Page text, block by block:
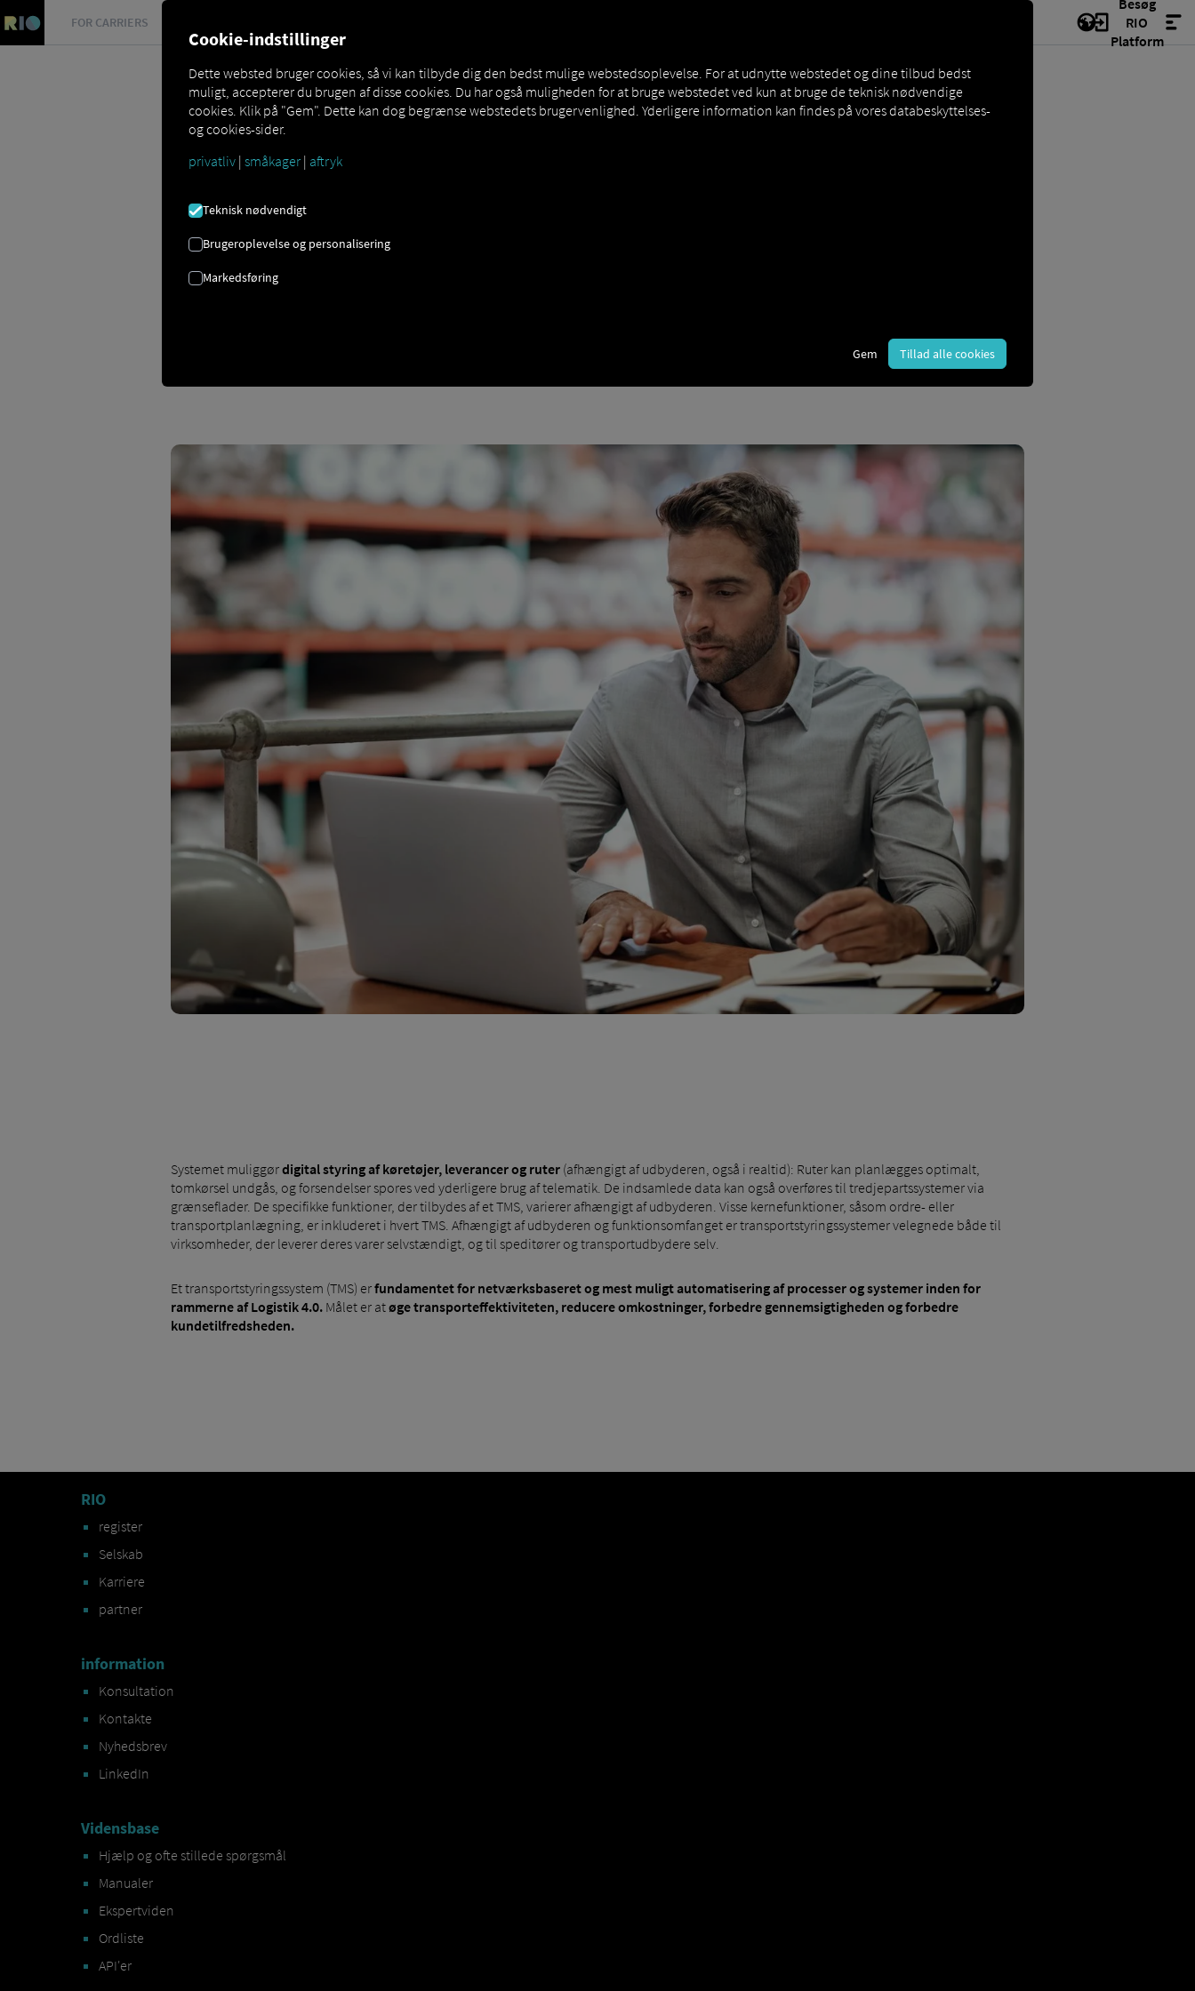
FOR CARRIERS
RIO
Platform
TMS
Systemet muliggørdigital styring af køretøjer, leverancer og ruter (afhængigt af udbyderen, også i realtid): Ruter kan planlægges optimalt,
tomkørsel undgås, og forsendelser spores ved yderligere brug af telematik. De indsamlede data kan også overføres til tredjepartssystemer via
grænseflader. De specifikke funktioner, der tilbydes af et TMS, varierer afhængigt af udbyderen. Visse kernefunktioner, såsom ordre- eller
transportplanlægning, er inkluderet i hvert TMS. Afhængigt af udbyderen og funktionsomfanget er transportstyringssystemer velegnede både til
virksomheder, der leverer deres varer selvstændigt, og til speditører og transportudbydere selv.
Et transportstyringssystem (TMS) erfundamentet for netværksbaseret og mest muligt automatisering af processer og systemer inden for
rammerne af Logistik 4.0. Målet er atøge transporteffektiviteten, reducere omkostninger, forbedre gennemsigtigheden og forbedre
kundetilfredsheden.
RIO
register
Selskab
Karriere
partner
information
Konsultation
Kontakte
Nyhedsbrev
LinkedIn
Vidensbase
Hjælp og ofte stillede spørgsmål
Manualer
Ekspertviden
Ordliste
API'er
Cookie-indstillinger
Dette websted bruger cookies, så vi kan tilbyde dig den bedst mulige webstedsoplevelse. For at udnytte webstedet og dine tilbud bedst
muligt, accepterer du brugen af ​​disse cookies. Du har også muligheden for at bruge webstedet ved kun at bruge de teknisk nødvendige
cookies. Klik på "Gem". Dette kan dog begrænse webstedets brugervenlighed. Yderligere information kan findes på vores databeskyttelses-
og cookies-sider.
privatliv | småkager | aftryk
Teknisk nødvendigt
Brugeroplevelse og personalisering
Markedsføring
Gem Tillad alle cookies